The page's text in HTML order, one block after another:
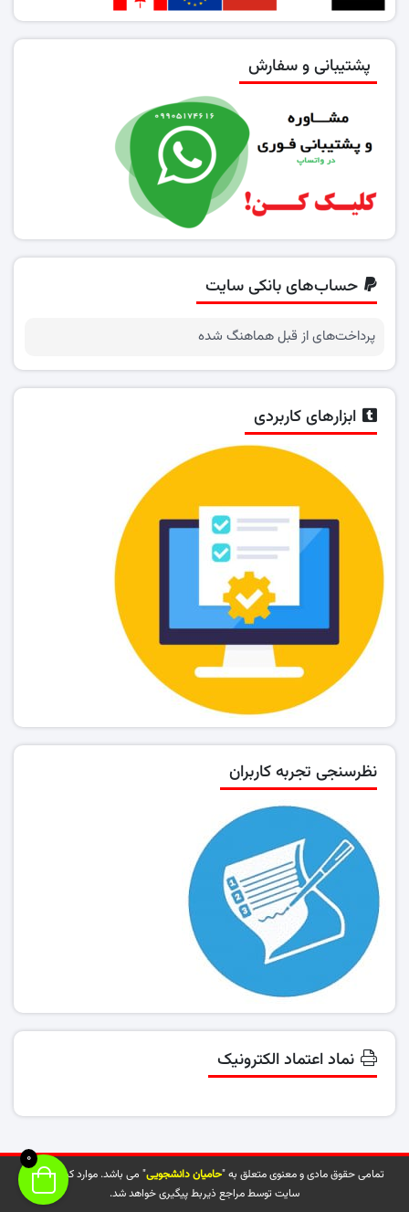
پشتیبانی و سفارش
حساب‌های بانکی سایت
پرداخت‌های از قبل هماهنگ شده
ابزارهای کاربردی
نظرسنجی تجربه کاربران
نماد اعتماد الکترونیک
تمامی حقوق مادی و معنوی متعلق به "حامیان دانشجویی" می باشد. موارد کپی شده از
سایت توسط مراجع ذیربط پیگیری خواهد شد.
0